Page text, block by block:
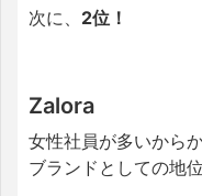
次に、 2位！
Zalora
女性社員が多いから
ブランドとしての地